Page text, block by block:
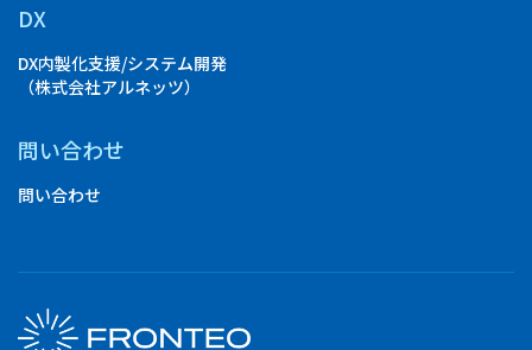
DX
DX内製化支援/システム開発
（株式会社アルネッツ）
問い合わせ
問い合わせ